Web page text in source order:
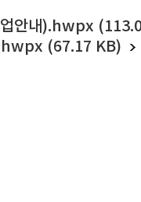
안내).hwpx
(67.17 KB)